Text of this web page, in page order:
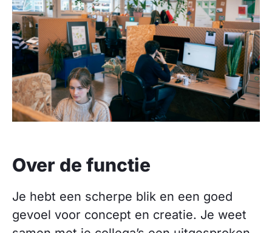
Over de functie
Je hebt een scherpe blik en een goed
gevoel voor concept en creatie. Je weet